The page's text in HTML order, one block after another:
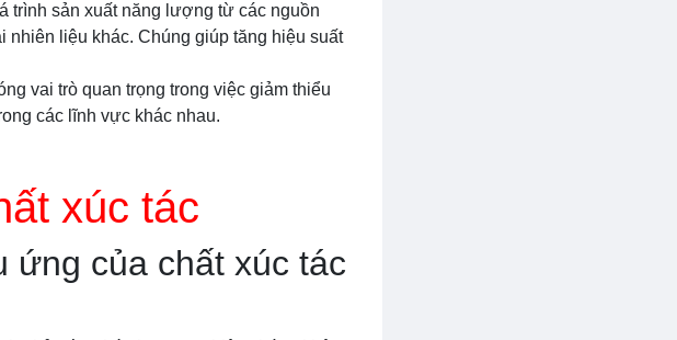
trình sản xuất năng lượng từ các nguồn
nhiên liệu khác. Chúng giúp tăng hiệu suất
vai trò quan trọng trong việc giảm thiểu
các lĩnh vực khác nhau.
xúc tác
ứng của chất xúc tác